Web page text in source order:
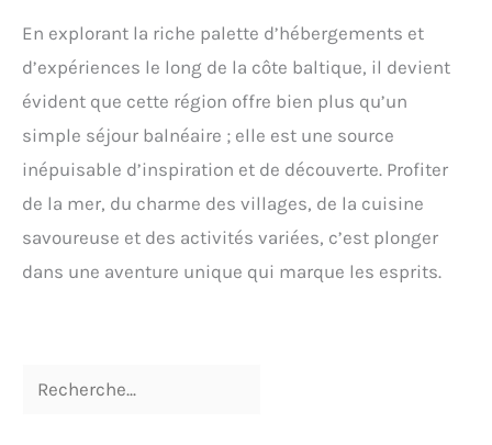
En explorant la riche palette d’hébergements et
d’expériences le long de la côte baltique, il devient
évident que cette région offre bien plus qu’un
simple séjour balnéaire ; elle est une source
inépuisable d’inspiration et de découverte. Profiter
de la mer, du charme des villages, de la cuisine
savoureuse et des activités variées, c’est plonger
dans une aventure unique qui marque les esprits.